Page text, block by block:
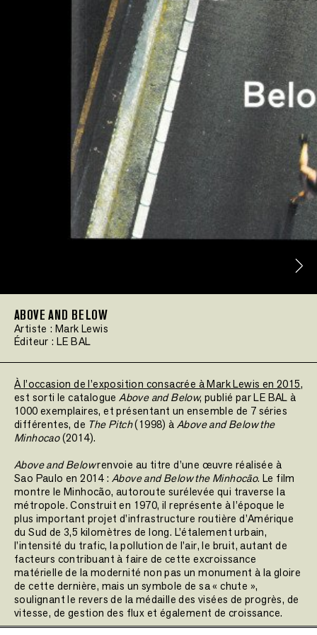
ABOVE AND BELOW
Artiste : Mark Lewis
Éditeur :LE BAL
À l’occasion de l’exposition consacrée à Mark Lewis en 2015,
est sorti le catalogueAbove and Below, publié par LE BAL à
1000 exemplaires, et présentant un ensemble de 7 séries
différentes, de The Pitch(1998) àAbove and Below the
Minhocao(2014).
Above and Belowrenvoie au titre d’une œuvre réalisée à
Sao Paulo en 2014 : Above and Below the Minhocão. Le film
montre le Minhocão, autoroute surélevée qui traverse la
métropole. Construit en 1970, il représente à l’époque le
plus important projet d’infrastructure routière d’Amérique
du Sud de 3,5 kilomètres de long. L’étalement urbain,
l’intensité du trafic, la pollution de l’air, le bruit, autant de
facteurs contribuant à faire de cette excroissance
matérielle de la modernité non pas un monument à la gloire
de cette dernière, mais un symbole de sa « chute »,
soulignant le revers de la médaille des visées de progrès, de
vitesse, de gestion des flux et également de croissance.